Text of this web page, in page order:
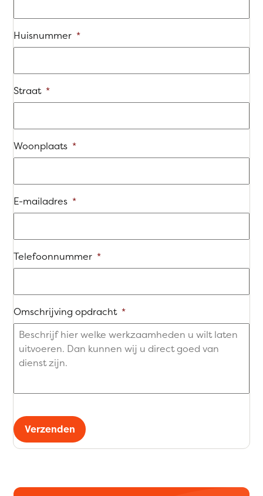
Huisnummer *
Straat *
Woonplaats *
E-mailadres *
Telefoonnummer *
Omschrijving opdracht *
Verzenden